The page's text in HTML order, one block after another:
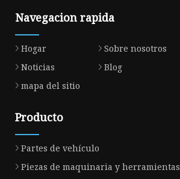
Navegacion rapida
Hogar Sobre nosotros
Noticias
Blog
mapa del sitio
Producto
Partes de vehículo
Piezas de maquinaria y herramientas